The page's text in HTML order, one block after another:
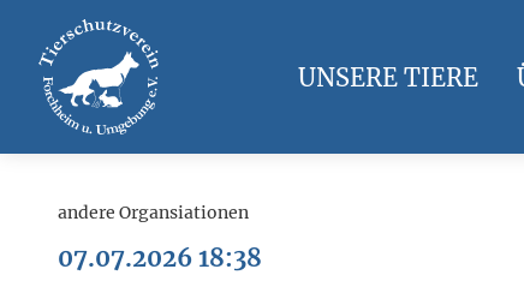
UNSERE TIERE
andere Organsiationen
07.07.2026 18:38